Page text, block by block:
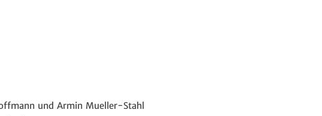
und Armin Mueller-Stahl